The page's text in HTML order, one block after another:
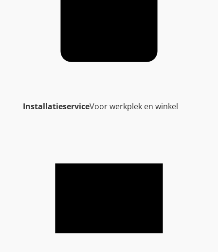
InstallatieserviceVoor werkplek en winkel